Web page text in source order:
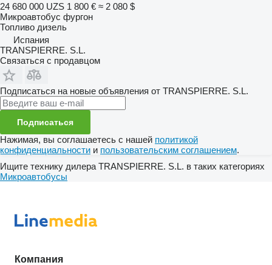
24 680 000 UZS 1 800 € ≈ 2 080 $
Микроавтобус фургон
Топливо дизель
Испания
TRANSPIERRE. S.L.
Связаться с продавцом
Подписаться на новые объявления от TRANSPIERRE. S.L.
Подписаться
Нажимая, вы соглашаетесь с нашей политикой
конфиденциальности и пользовательским соглашением.
Ищите технику дилера TRANSPIERRE. S.L. в таких категориях
Микроавтобусы
Компания